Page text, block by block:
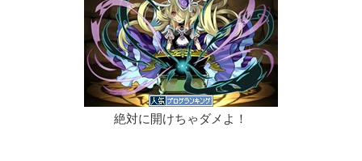
絶対に開けちゃダメよ！